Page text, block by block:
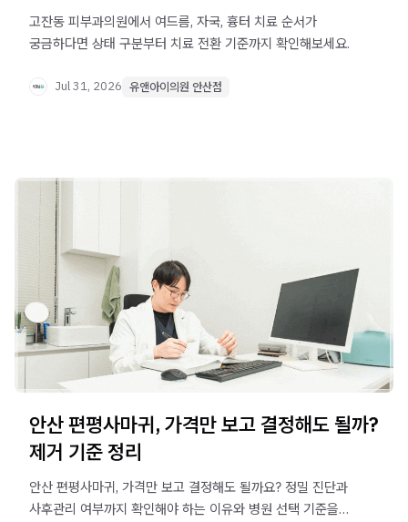
고잔동 피부과의원에서 여드름, 자국, 흉터 치료 순서가
궁금하다면 상태 구분부터 치료 전환 기준까지 확인해보세요.
Jul 31, 2026 유앤아이의원 안산점
안산 편평사마귀, 가격만 보고 결정해도 될까?
제거 기준 정리
안산 편평사마귀, 가격만 보고 결정해도 될까요? 정밀 진단과
사후관리 여부까지 확인해야 하는 이유와 병원 선택 기준을